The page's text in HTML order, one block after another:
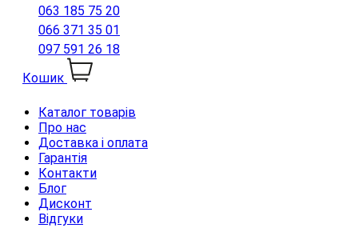
063 185 75 20
066 371 35 01
097 591 26 18
Кошик
Каталог товарів
Про нас
Доставка і оплата
Гарантія
Контакти
Блог
Дисконт
Відгуки